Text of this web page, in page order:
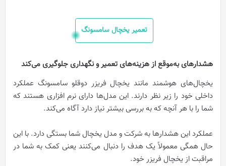
تعمیر یخچال سامسونگ
هشدارهای به‌موقع از هزینه‌های تعمیر و نگهداری جلوگیری می‌کند
یخچال‌های هوشمند مانند یخچال فریزر دوقلو سامسونگ عملکرد
داخلی خود را زیر نظر دارند. این مدل‌ها دارای نرم افزاری هستند که
شما را با هر آنچه که به بررسی بیشتر نیاز دارد آگاه می‌کند.
عملکرد این هشدارها به شرکت و مدل یخچال شما بستگی دارد. با این
حال همگی معمولاً یک هدف را دنبال می‌کنند یعنی کمک به شما در
مراقبت از یخچال فریزر خود.